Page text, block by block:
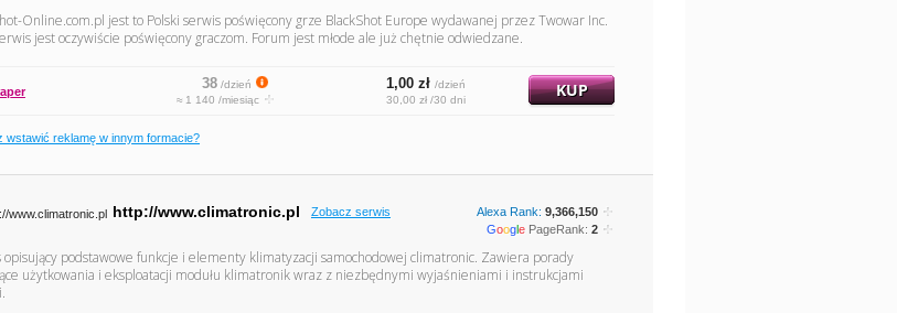
Online.com.pl jest to Polski serwis poświęcony grze BlackShot Europe wydawanej przez Twowar Inc.
jest oczywiście poświęcony graczom. Forum jest młode ale już chętnie odwiedzane.
38/dzień
≈ 1 140 /miesiąc
1,00 zł /dzień
30,00 zł /30 dni
KUP
wstawić reklamę w innym formacie?
http://www.climatronic.pl Zobacz serwis Alexa Rank: 9,366,150
Google PageRank: 2
opisujący podstawowe funkcje i elementy klimatyzacji samochodowej climatronic. Zawiera porady
użytkowania i eksploatacji modułu klimatronik wraz z niezbędnymi wyjaśnieniami i instrukcjami